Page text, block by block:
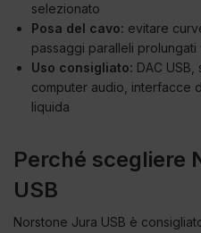
selezionato
Posa del cavo: evitare
passaggi paralleli
Uso consigliato: DAC USB,
computer audio, interfacce
liquida
Perché scegliere
USB
Norstone Jura USB è